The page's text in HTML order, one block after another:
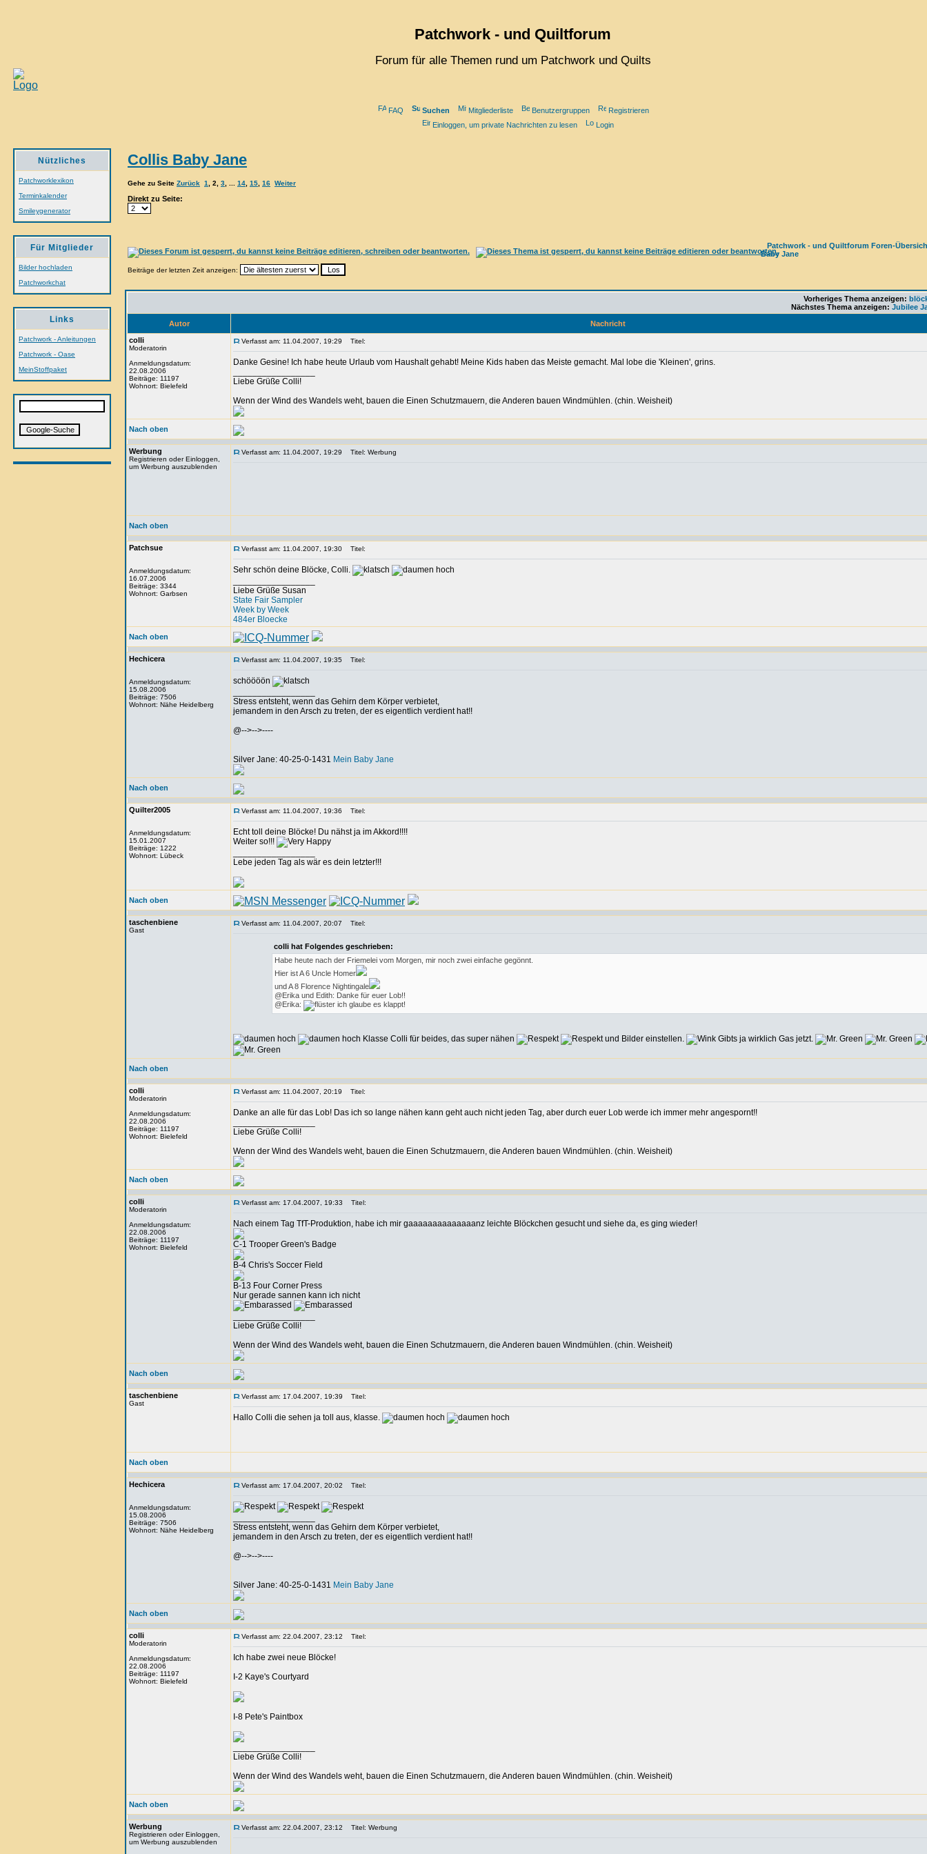
Patchwork - und Quiltforum
Forum für alle Themen rund um Patchwork und Quilts
FAQ Suchen Mitgliederliste Benutzergruppen
Registrieren
Einloggen, um private Nachrichten zu lesen
Login
Nützliches
Patchworklexikon
Terminkalender
Smileygenerator
Für Mitglieder
Bilder hochladen
Patchworkchat
Links
Patchwork - Anleitungen
Patchwork - Oase
MeinStoffpaket
Collis Baby Jane
Gehe zu Seite Zurück 1 2 3 14 15 16 Weiter
Direkt zu Seite:
Patchwork - und Quiltforum Foren-
Baby Jane
Beiträge der letzten Zeit anzeigen:
Vorheriges Thema anzeigen:
Nächstes Thema anzeigen: Jubilee
Autor
Nachricht
colli
Moderatorin
Anmeldungsdatum:
22.08.2006
Beiträge: 11197
Wohnort: Bielefeld
Verfasst am: 11.04.2007, 19:29 Titel:
Danke Gesine! Ich habe heute Urlaub vom Haushalt gehabt! Meine Kids haben das Meiste gemacht. Mal lobe die 'Kleinen', grins.
Liebe Grüße Colli!
Wenn der Wind des Wandels weht, bauen die Einen Schutzmauern, die Anderen bauen Windmühlen. (chin. Weisheit)
Nach oben
Werbung
Registrieren oder Einloggen,
um Werbung auszublenden
Verfasst am: 11.04.2007, 19:29 Titel: Werbung
Nach oben
Patchsue
Anmeldungsdatum:
16.07.2006
Beiträge: 3344
Wohnort: Garbsen
Verfasst am: 11.04.2007, 19:30 Titel:
Sehr schön deine Blöcke, Colli.
Liebe Grüße Susan
State Fair Sampler
Week by Week
484er Bloecke
Nach oben
Hechicera
Anmeldungsdatum:
15.08.2006
Beiträge: 7506
Wohnort: Nähe Heidelberg
Verfasst am: 11.04.2007, 19:35 Titel:
schöööön
Stress entsteht, wenn das Gehirn dem Körper verbietet,
jemandem in den Arsch zu treten, der es eigentlich verdient hat!!
@-->-->----
Silver Jane: 40-25-0-1431 Mein Baby Jane
Nach oben
Quilter2005
Anmeldungsdatum:
15.01.2007
Beiträge: 1222
Wohnort: Lübeck
Verfasst am: 11.04.2007, 19:36 Titel:
Echt toll deine Blöcke! Du nähst ja im Akkord!!!!
Weiter so!!!
Lebe jeden Tag als wär es dein letzter!!!
Nach oben
taschenbiene
Gast
Verfasst am: 11.04.2007, 20:07 Titel:
colli hat Folgendes geschrieben:
Habe heute nach der Friemelei vom Morgen, mir noch zwei einfache gegönnt.
Hier ist A 6 Uncle Homer
und A 8 Florence Nightingale
@Erika und Edith: Danke für euer Lob!!
@Erika:
ich glaube es klappt!
Klasse Colli für beides, das super nähen und Bilder einstellen. Gibts ja wirklich Gas jetzt.
Nach oben
colli
Moderatorin
Anmeldungsdatum:
22.08.2006
Beiträge: 11197
Wohnort: Bielefeld
Verfasst am: 11.04.2007, 20:19 Titel:
Danke an alle für das Lob! Das ich so lange nähen kann geht auch nicht jeden Tag, aber durch euer Lob werde ich immer mehr angespornt!!
Liebe Grüße Colli!
Wenn der Wind des Wandels weht, bauen die Einen Schutzmauern, die Anderen bauen Windmühlen. (chin. Weisheit)
Nach oben
colli
Moderatorin
Anmeldungsdatum:
22.08.2006
Beiträge: 11197
Wohnort: Bielefeld
Verfasst am: 17.04.2007, 19:33 Titel:
Nach einem Tag TfT-Produktion, habe ich mir gaaaaaaaaaaaaaanz leichte Blöckchen gesucht und siehe da, es ging wieder!
C-1 Trooper Green's Badge
B-4 Chris's Soccer Field
B-13 Four Corner Press
Nur gerade sannen kann ich nicht
Liebe Grüße Colli!
Wenn der Wind des Wandels weht, bauen die Einen Schutzmauern, die Anderen bauen Windmühlen. (chin. Weisheit)
Nach oben
taschenbiene
Gast
Verfasst am: 17.04.2007, 19:39 Titel:
Hallo Colli die sehen ja toll aus, klasse.
Nach oben
Hechicera
Anmeldungsdatum:
15.08.2006
Beiträge: 7506
Wohnort: Nähe Heidelberg
Verfasst am: 17.04.2007, 20:02 Titel:
Stress entsteht, wenn das Gehirn dem Körper verbietet,
jemandem in den Arsch zu treten, der es eigentlich verdient hat!!
@-->-->----
Silver Jane: 40-25-0-1431 Mein Baby Jane
Nach oben
colli
Moderatorin
Anmeldungsdatum:
22.08.2006
Beiträge: 11197
Wohnort: Bielefeld
Verfasst am: 22.04.2007, 23:12 Titel:
Ich habe zwei neue Blöcke!
I-2 Kaye's Courtyard
I-8 Pete's Paintbox
Liebe Grüße Colli!
Wenn der Wind des Wandels weht, bauen die Einen Schutzmauern, die Anderen bauen Windmühlen. (chin. Weisheit)
Nach oben
Werbung
Registrieren oder Einloggen,
um Werbung auszublenden
Verfasst am: 22.04.2007, 23:12 Titel: Werbung